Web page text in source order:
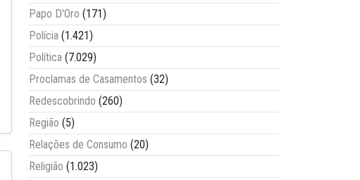
Papo D'Oro (171)
Polícia (1.421)
Política (7.029)
Proclamas de Casamentos (32)
Redescobrindo (260)
Região (5)
Relações de Consumo (20)
Religião (1.023)